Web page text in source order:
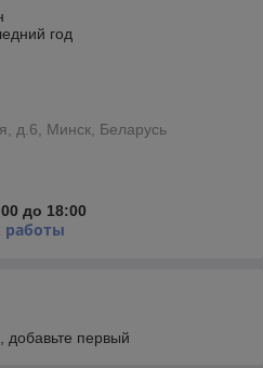
год
д.6, Минск, Беларусь
до 18:00
работы
добавьте первый